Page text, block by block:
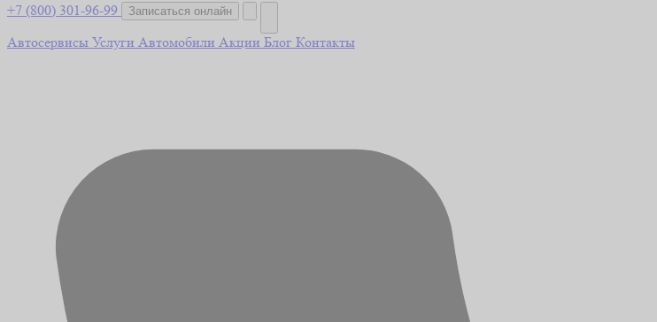
+7 (800) 301-96-99 Записаться онлайн
Автосервисы Услуги Автомобили Акции Блог Контакты